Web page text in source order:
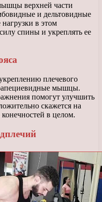
верхней части
и дельтовидные
в этом
спины и укреплять ее
плечевого
мышцы.
помогут улучшить
скажется на
в целом.